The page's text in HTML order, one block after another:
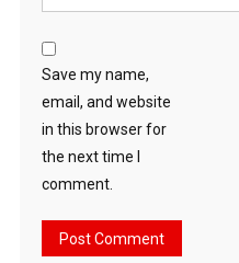
Save my name,
email, and website
in this browser for
the next time I
comment.